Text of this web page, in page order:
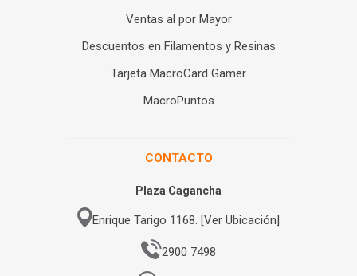
Ventas al por Mayor
Descuentos en Filamentos y Resinas
Tarjeta MacroCard Gamer
MacroPuntos
CONTACTO
Plaza Cagancha
Enrique Tarigo 1168. [Ver Ubicación]
2900 7498